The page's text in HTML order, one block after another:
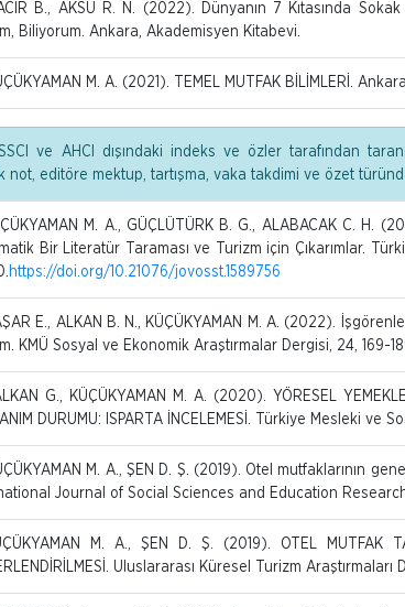
B., AKSU R. N. (2022). Dünyanın 7 Kıtasında
Biliyorum. Ankara, Akademisyen Kitabevi.
M. A. (2021). TEMEL MUTFAK BİLİMLERİ.
ve AHCI dışındaki indeks ve özler tarafından
not, editöre mektup, tartışma, vaka takdimi ve özet
M. A., GÜÇLÜTÜRK B. G., ALABACAK C. H.
Bir Literatür Taraması ve Turizm için Çıkarımlar.
https://doi.org/10.21076/jovosst.1589756
E., ALKAN B. N., KÜÇÜKYAMAN M. A. (2022).
KMÜ Sosyal ve Ekonomik Araştırmalar Dergisi, 24, 169-
G., KÜÇÜKYAMAN M. A. (2020). YÖRESEL
DURUMU: ISPARTA İNCELEMESİ. Türkiye Mesleki ve
M. A., ŞEN D. Ş. (2019). Otel mutfaklarının
Journal of Social Sciences and Education
M. A., ŞEN D. Ş. (2019). OTEL MUTFAK
Uluslararası Küresel Turizm Araştırmaları